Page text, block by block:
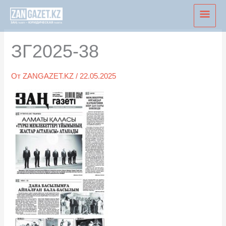
Перейти
содержимому
ЗГ2025-38
ОтZANGAZET.KZ/22.05.2025